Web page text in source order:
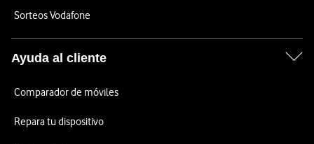
Sorteos Vodafone
Ayuda al cliente
Comparador de móviles
Repara tu dispositivo